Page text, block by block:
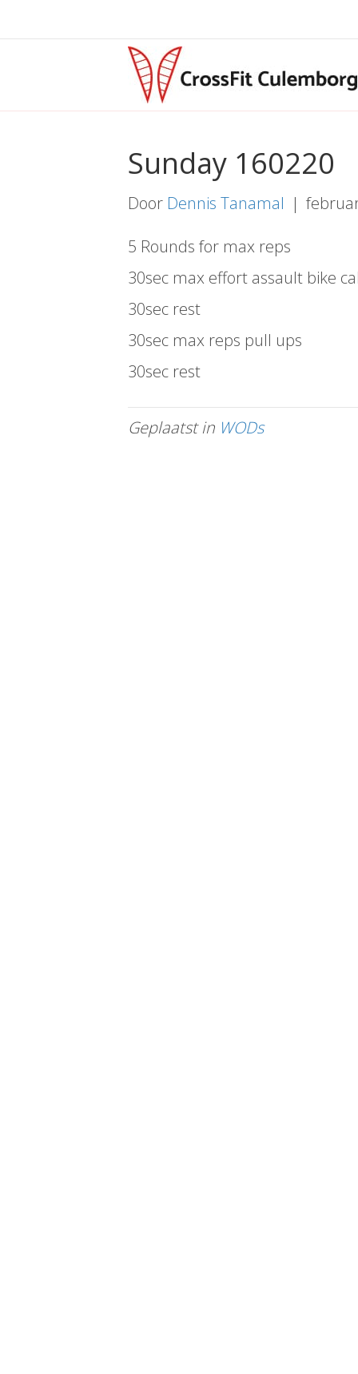
Sunday 160220
Door Dennis Tanamal |
5 Rounds for max reps
30sec max effort assault bike
30sec rest
30sec max reps pull ups
30sec rest
Geplaatst in WODs